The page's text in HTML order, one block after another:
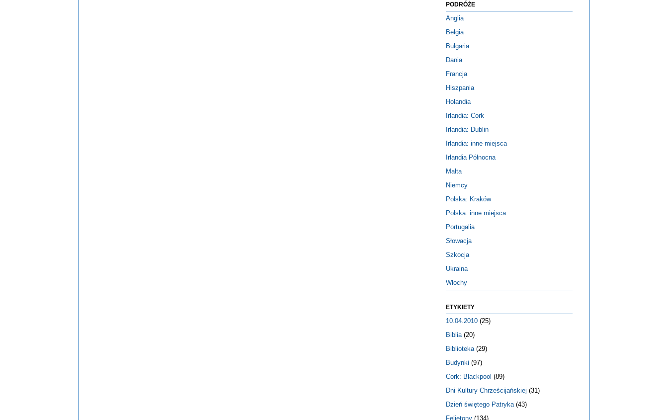
PODRÓŻE
Anglia
Belgia
Bułgaria
Dania
Francja
Hiszpania
Holandia
Irlandia: Cork
Irlandia: Dublin
Irlandia: inne miejsca
Irlandia Północna
Malta
Niemcy
Polska: Kraków
Polska: inne miejsca
Portugalia
Słowacja
Szkocja
Ukraina
Włochy
ETYKIETY
10.04.2010 (25)
Biblia (20)
Biblioteka (29)
Budynki (97)
Cork: Blackpool (89)
Dni Kultury Chrześcijańskiej (31)
Dzień świętego Patryka (43)
Felietony (134)